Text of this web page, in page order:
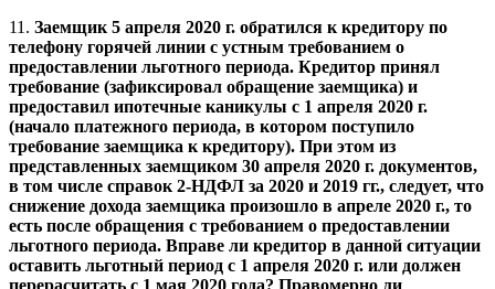
11. Заемщик 5 апреля 2020 г. обратился к кредитору по
телефону горячей линии с устным требованием о
предоставлении льготного периода. Кредитор принял
требование (зафиксировал обращение заемщика) и
предоставил ипотечные каникулы с 1 апреля 2020 г.
(начало платежного периода, в котором поступило
требование заемщика к кредитору). При этом из
представленных заемщиком 30 апреля 2020 г. документов,
в том числе справок 2-НДФЛ за 2020 и 2019 гг., следует, что
снижение дохода заемщика произошло в апреле 2020 г., то
есть после обращения с требованием о предоставлении
льготного периода. Вправе ли кредитор в данной ситуации
оставить льготный период с 1 апреля 2020 г. или должен
перерасчитать с 1 мая 2020 года? Правомерно ли